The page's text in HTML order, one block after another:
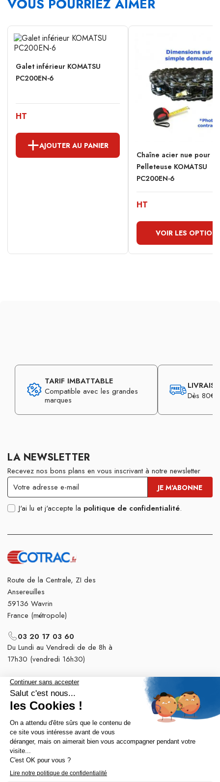
VOUS POURRIEZ AIMER
Galet inférieur KOMATSU
PC200EN-6
HT
AJOUTER AU PANIER
Chaîne acier nue pour
Pelleteuse KOMATSU
PC200EN-6
HT
VOIR LES
TARIF IMBATTABLE
Compatible avec les grandes
marques
Dès 80€
LA NEWSLETTER
Recevez nos bons plans en vous inscrivant à notre newsletter
J'ai lu et j'accepte la politique de confidentialité.
Route de la Centrale, ZI des
Ansereuilles
59136 Wavrin
France (métropole)
03 20 17 03 60
Du Lundi au Vendredi de de 8h à
17h30 (vendredi 16h30)
Nos tops catégories
Notre société 